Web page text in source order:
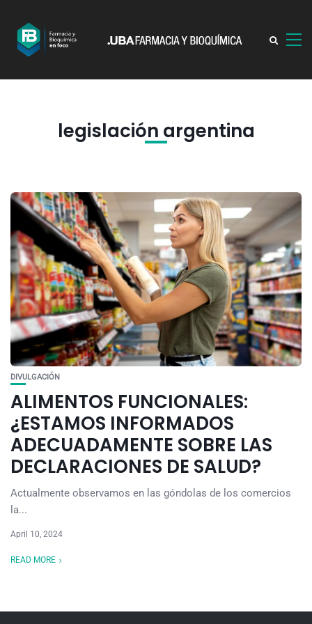
legislación argentina
DIVULGACIÓN
ALIMENTOS FUNCIONALES:
¿ESTAMOS INFORMADOS
ADECUADAMENTE SOBRE LAS
DECLARACIONES DE SALUD?
Actualmente observamos en las góndolas de los comercios
la...
April 10, 2024
READ MORE